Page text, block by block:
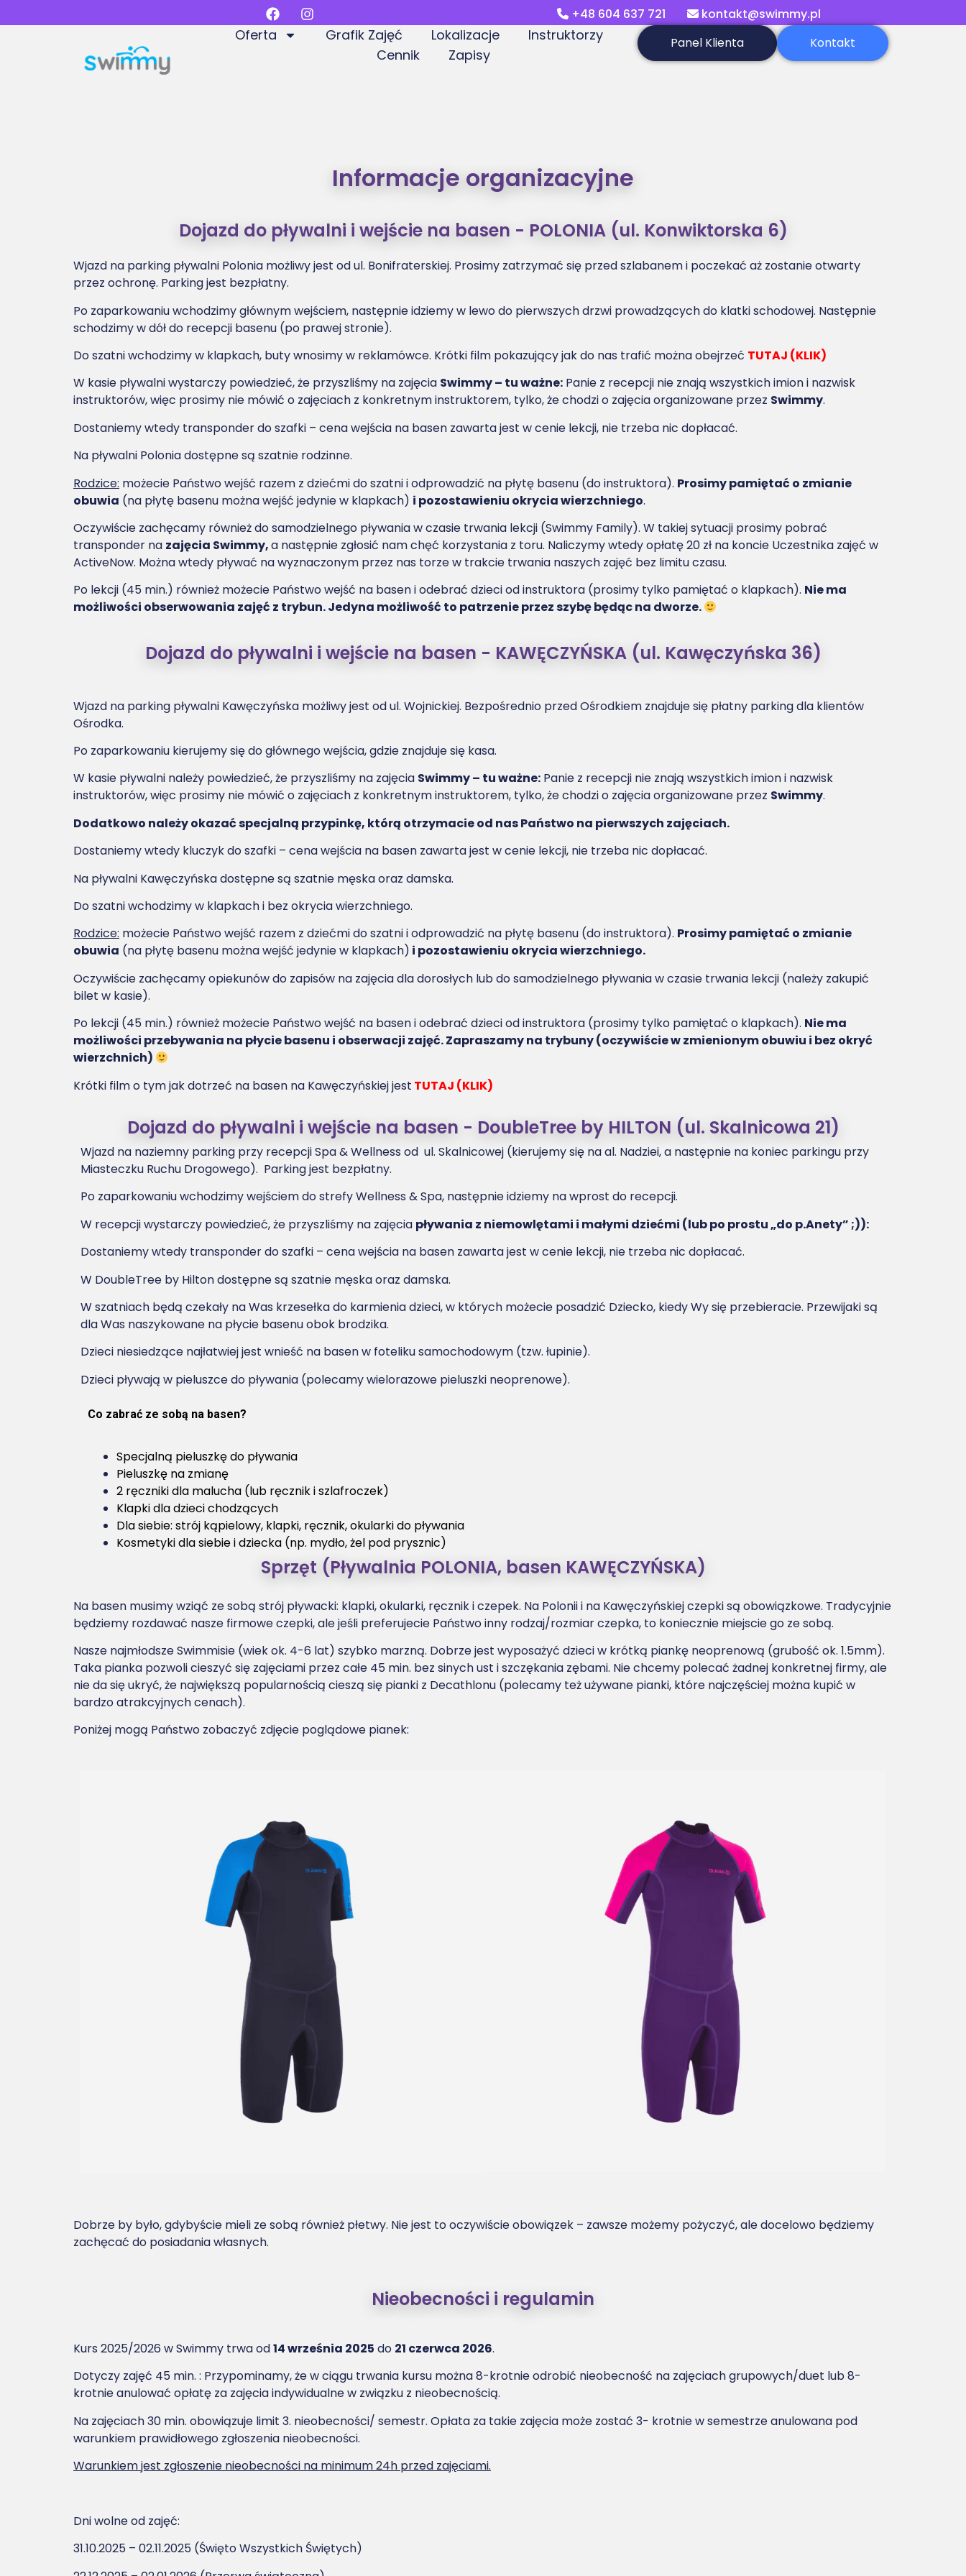
+48 604 637 721 kontakt@swimmy.pl
Oferta Grafik Zajęć Lokalizacje
Instruktorzy
Cennik
Zapisy
Panel Klienta Kontakt
Informacje organizacyjne
Dojazd do pływalni i wejście na basen - POLONIA (ul. Konwiktorska 6)
Wjazd na parking pływalni Polonia możliwy jest od ul. Bonifraterskiej. Prosimy zatrzymać się przed szlabanem i poczekać aż zostanie otwarty
przez ochronę. Parking jest bezpłatny.
Po zaparkowaniu wchodzimy głównym wejściem, następnie idziemy w lewo do pierwszych drzwi prowadzących do klatki schodowej. Następnie
schodzimy w dół do recepcji basenu (po prawej stronie).
Do szatni wchodzimy w klapkach, buty wnosimy w reklamówce. Krótki film pokazujący jak do nas trafić można obejrzeć TUTAJ (KLIK)
W kasie pływalni wystarczy powiedzieć, że przyszliśmy na zajęcia Swimmy – tu ważne: Panie z recepcji nie znają wszystkich imion i nazwisk
instruktorów, więc prosimy nie mówić o zajęciach z konkretnym instruktorem, tylko, że chodzi o zajęcia organizowane przez Swimmy.
Dostaniemy wtedy transponder do szafki – cena wejścia na basen zawarta jest w cenie lekcji, nie trzeba nic dopłacać.
Na pływalni Polonia dostępne są szatnie rodzinne.
Rodzice: możecie Państwo wejść razem z dziećmi do szatni i odprowadzić na płytę basenu (do instruktora). Prosimy pamiętać o zmianie
obuwia (na płytę basenu można wejść jedynie w klapkach) i pozostawieniu okrycia wierzchniego.
Oczywiście zachęcamy również do samodzielnego pływania w czasie trwania lekcji (Swimmy Family). W takiej sytuacji prosimy pobrać
transponder na zajęcia Swimmy,a następnie zgłosić nam chęć korzystania z toru. Naliczymy wtedy opłatę 20 zł na koncie Uczestnika zajęć w
ActiveNow. Można wtedy pływać na wyznaczonym przez nas torze w trakcie trwania naszych zajęć bez limitu czasu.
Po lekcji (45 min.) również możecie Państwo wejść na basen i odebrać dzieci od instruktora (prosimy tylko pamiętać o klapkach). Nie ma
możliwości obserwowania zajęć z trybun. Jedyna możliwość to patrzenie przez szybę będąc na dworze.
Dojazd do pływalni i wejście na basen - KAWĘCZYŃSKA (ul. Kawęczyńska 36)
Wjazd na parking pływalni Kawęczyńska możliwy jest od ul. Wojnickiej. Bezpośrednio przed Ośrodkiem znajduje się płatny parking dla klientów
Ośrodka.
Po zaparkowaniu kierujemy się do głównego wejścia, gdzie znajduje się kasa.
W kasie pływalni należy powiedzieć, że przyszliśmy na zajęcia Swimmy – tu ważne: Panie z recepcji nie znają wszystkich imion i nazwisk
instruktorów, więc prosimy nie mówić o zajęciach z konkretnym instruktorem, tylko, że chodzi o zajęcia organizowane przez Swimmy.
Dodatkowo należy okazać specjalną przypinkę, którą otrzymacie od nas Państwo na pierwszych zajęciach.
Dostaniemy wtedy kluczyk do szafki – cena wejścia na basen zawarta jest w cenie lekcji, nie trzeba nic dopłacać.
Na pływalni Kawęczyńska dostępne są szatnie męska oraz damska.
Do szatni wchodzimy w klapkach i bez okrycia wierzchniego.
Rodzice: możecie Państwo wejść razem z dziećmi do szatni i odprowadzić na płytę basenu (do instruktora). Prosimy pamiętać o zmianie
obuwia (na płytę basenu można wejść jedynie w klapkach) i pozostawieniu okrycia wierzchniego.
Oczywiście zachęcamy opiekunów do zapisów na zajęcia dla dorosłych lub do samodzielnego pływania w czasie trwania lekcji (należy zakupić
bilet w kasie).
Po lekcji (45 min.) również możecie Państwo wejść na basen i odebrać dzieci od instruktora (prosimy tylko pamiętać o klapkach). Nie ma
możliwości przebywania na płycie basenu i obserwacji zajęć. Zapraszamy na trybuny (oczywiście w zmienionym obuwiu i bez okryć
wierzchnich)
Krótki film o tym jak dotrzeć na basen na Kawęczyńskiej jest TUTAJ (KLIK)
Dojazd do pływalni i wejście na basen - DoubleTree by HILTON (ul. Skalnicowa 21)
Wjazd na naziemny parking przy recepcji Spa & Wellness od ul. Skalnicowej (kierujemy się na al. Nadziei, a następnie na koniec parkingu przy
Miasteczku Ruchu Drogowego). Parking jest bezpłatny.
Po zaparkowaniu wchodzimy wejściem do strefy Wellness & Spa, następnie idziemy na wprost do recepcji.
W recepcji wystarczy powiedzieć, że przyszliśmy na zajęcia pływania z niemowlętami i małymi dziećmi (lub po prostu „do p.Anety” ;)):
Dostaniemy wtedy transponder do szafki – cena wejścia na basen zawarta jest w cenie lekcji, nie trzeba nic dopłacać.
W DoubleTree by Hilton dostępne są szatnie męska oraz damska.
W szatniach będą czekały na Was krzesełka do karmienia dzieci, w których możecie posadzić Dziecko, kiedy Wy się przebieracie. Przewijaki są
dla Was naszykowane na płycie basenu obok brodzika.
Dzieci niesiedzące najłatwiej jest wnieść na basen w foteliku samochodowym (tzw. łupinie).
Dzieci pływają w pieluszce do pływania (polecamy wielorazowe pieluszki neoprenowe).
Co zabrać ze sobą na basen?
Specjalną pieluszkę do pływania
Pieluszkę na zmianę
2 ręczniki dla malucha (lub ręcznik i szlafroczek)
Klapki dla dzieci chodzących
Dla siebie: strój kąpielowy, klapki, ręcznik, okularki do pływania
Kosmetyki dla siebie i dziecka (np. mydło, żel pod prysznic)
Sprzęt (Pływalnia POLONIA, basen KAWĘCZYŃSKA)
Na basen musimy wziąć ze sobą strój pływacki: klapki, okularki, ręcznik i czepek. Na Polonii i na Kawęczyńskiej czepki są obowiązkowe. Tradycyjnie
będziemy rozdawać nasze firmowe czepki, ale jeśli preferujecie Państwo inny rodzaj/rozmiar czepka, to koniecznie miejscie go ze sobą.
Nasze najmłodsze Swimmisie (wiek ok. 4-6 lat) szybko marzną. Dobrze jest wyposażyć dzieci w krótką piankę neoprenową (grubość ok. 1.5mm).
Taka pianka pozwoli cieszyć się zajęciami przez całe 45 min. bez sinych ust i szczękania zębami. Nie chcemy polecać żadnej konkretnej firmy, ale
nie da się ukryć, że największą popularnością cieszą się pianki z Decathlonu (polecamy też używane pianki, które najczęściej można kupić w
bardzo atrakcyjnych cenach).
Poniżej mogą Państwo zobaczyć zdjęcie poglądowe pianek:
Dobrze by było, gdybyście mieli ze sobą również płetwy. Nie jest to oczywiście obowiązek – zawsze możemy pożyczyć, ale docelowo będziemy
zachęcać do posiadania własnych.
Nieobecności i regulamin
Kurs 2025/2026 w Swimmy trwa od14 września 2025 do 21 czerwca 2026.
Dotyczy zajęć 45 min. : Przypominamy, że w ciągu trwania kursu można 8-krotnie odrobić nieobecność na zajęciach grupowych/duet lub 8-
krotnie anulować opłatę za zajęcia indywidualne w związku z nieobecnością.
Na zajęciach 30 min. obowiązuje limit 3. nieobecności/ semestr. Opłata za takie zajęcia może zostać 3- krotnie w semestrze anulowana pod
warunkiem prawidłowego zgłoszenia nieobecności.
Warunkiem jest zgłoszenie nieobecności na minimum 24h przed zajęciami.
Dni wolne od zajęć:
31.10.2025 – 02.11.2025 (Święto Wszystkich Świętych)